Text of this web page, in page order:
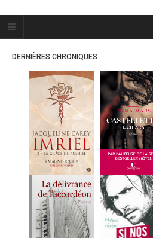
Plume Bleue
« Les mots sont les passants
« Les mots sont les passants
mystérieux de l’âme. »
ACCUEIL
LES PLUMES
MES FUTURES
LECTURES
MES CRITIQUES
MES ARTICLES
DERNIÈRES CHRONIQUES